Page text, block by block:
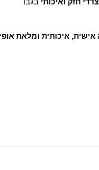
חזק ואיכותי בגבו
אישית, איכותית ומלאת אופי